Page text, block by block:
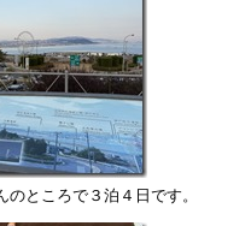
のところで３泊４日です。